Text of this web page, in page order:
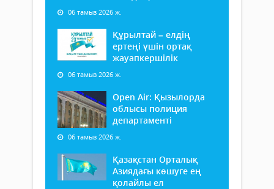
06 тамыз 2026 ж.
Құрылтай – елдің
ертеңі үшін ортақ
жауапкершілік
06 тамыз 2026 ж.
Open Air: Қызылорда
облысы полиция
департаменті
06 тамыз 2026 ж.
Қазақстан Орталық
Азиядағы көшуге ең
қолайлы ел